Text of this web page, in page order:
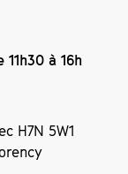
à 16h
H7N 5W1